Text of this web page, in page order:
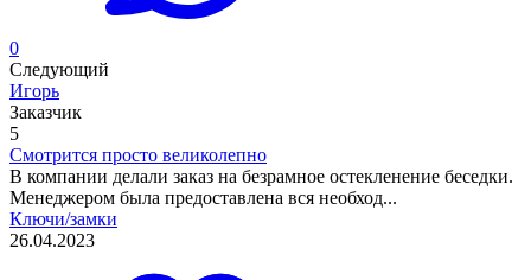
0
Следующий
Игорь
Заказчик
5
Смотрится просто великолепно
В компании делали заказ на безрамное остекленение беседки.
Менеджером была предоставлена вся необход...
Ключи/замки
26.04.2023